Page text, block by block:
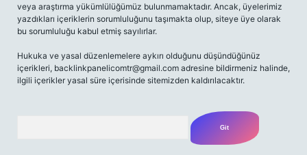
veya araştırma yükümlülüğümüz bulunmamaktadır. Ancak, üyelerimiz
yazdıkları içeriklerin sorumluluğunu taşımakta olup, siteye üye olarak
bu sorumluluğu kabul etmiş sayılırlar.
Hukuka ve yasal düzenlemelere aykırı olduğunu düşündüğünüz
içerikleri, backlinkpanelicomtr@gmail.com adresine bildirmeniz halinde,
ilgili içerikler yasal süre içerisinde sitemizden kaldırılacaktır.